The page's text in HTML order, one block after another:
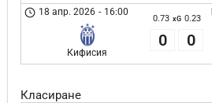
18 апр. 2026 - 16:00
Кифисия
0.73 xG 0.23
0 0
Класиране